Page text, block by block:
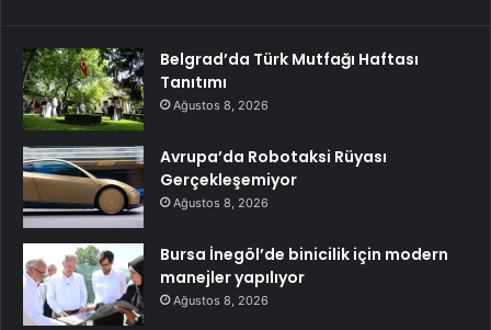
Belgrad’da Türk Mutfağı Haftası
Tanıtımı
Ağustos 8, 2026
Avrupa’da Robotaksi Rüyası
Gerçekleşemiyor
Ağustos 8, 2026
Bursa İnegöl’de binicilik için modern
manejler yapılıyor
Ağustos 8, 2026